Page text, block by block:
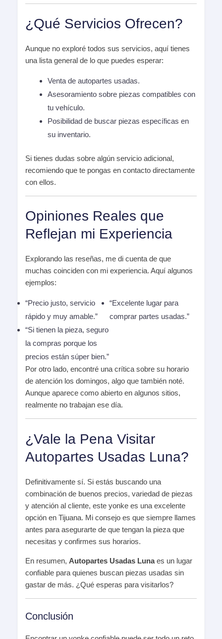
¿Qué Servicios Ofrecen?
Aunque no exploré todos sus servicios, aquí tienes
una lista general de lo que puedes esperar:
Venta de autopartes usadas.
Asesoramiento sobre piezas compatibles con
tu vehículo.
Posibilidad de buscar piezas específicas en
su inventario.
Si tienes dudas sobre algún servicio adicional,
recomiendo que te pongas en contacto directamente
con ellos.
Opiniones Reales que
Reflejan mi Experiencia
Explorando las reseñas, me di cuenta de que
muchas coinciden con mi experiencia. Aquí algunos
ejemplos:
“Precio justo, servicio
rápido y muy amable.”
“Excelente lugar para
comprar partes usadas.”
“Si tienen la pieza, seguro
la compras porque los
precios están súper bien.”
Por otro lado, encontré una crítica sobre su horario
de atención los domingos, algo que también noté.
Aunque aparece como abierto en algunos sitios,
realmente no trabajan ese día.
¿Vale la Pena Visitar
Autopartes Usadas Luna?
Definitivamente sí. Si estás buscando una
combinación de buenos precios, variedad de piezas
y atención al cliente, este yonke es una excelente
opción en Tijuana. Mi consejo es que siempre llames
antes para asegurarte de que tengan la pieza que
necesitas y confirmes sus horarios.
En resumen, Autopartes Usadas Lunaes un lugar
confiable para quienes buscan piezas usadas sin
gastar de más. ¿Qué esperas para visitarlos?
Conclusión